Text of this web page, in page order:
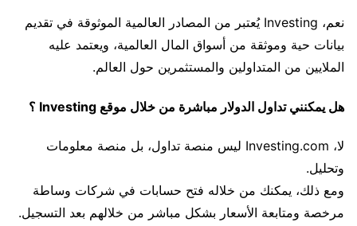
نعم، Investing يُعتبر من المصادر العالمية الموثوقة في تقديم
بيانات حية وموثقة من أسواق المال العالمية، ويعتمد عليه
الملايين من المتداولين والمستثمرين حول العالم.
هل يمكنني تداول الدولار مباشرة من خلال موقع Investing ؟
لا، Investing.com ليس منصة تداول، بل منصة معلومات
وتحليل.
ومع ذلك، يمكنك من خلاله فتح حسابات في شركات وساطة
مرخصة ومتابعة الأسعار بشكل مباشر من خلالهم بعد التسجيل.